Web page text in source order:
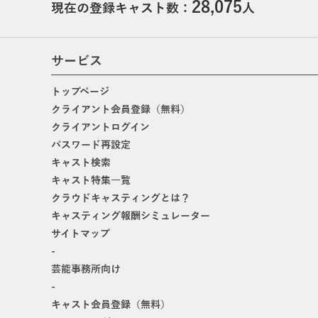
現在の登録キャスト数： 28,075人
サービス
トップページ
クライアント会員登録（無料）
クライアントログイン
パスワード再設定
キャスト検索
キャスト特集一覧
クラウドキャスティングとは？
キャスティング報酬シミュレーター
サイトマップ
-
芸能事務所向け
-
キャスト会員登録（無料）